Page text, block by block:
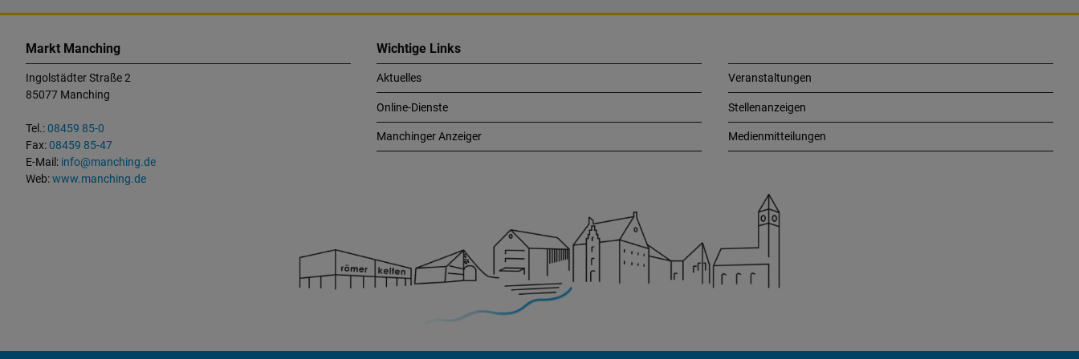
e
Markt Manching
Ingolstädter Straße 2
85077 Manching
Tel.:08459 85-0
Fax:08459 85-47
E-Mail: info@manching.de
Web:www.manching.de
Wichtige Links
Aktuelles
Online-Dienste
Manchinger Anzeiger
Veranstaltungen
Stellenanzeigen
Medienmitteilungen